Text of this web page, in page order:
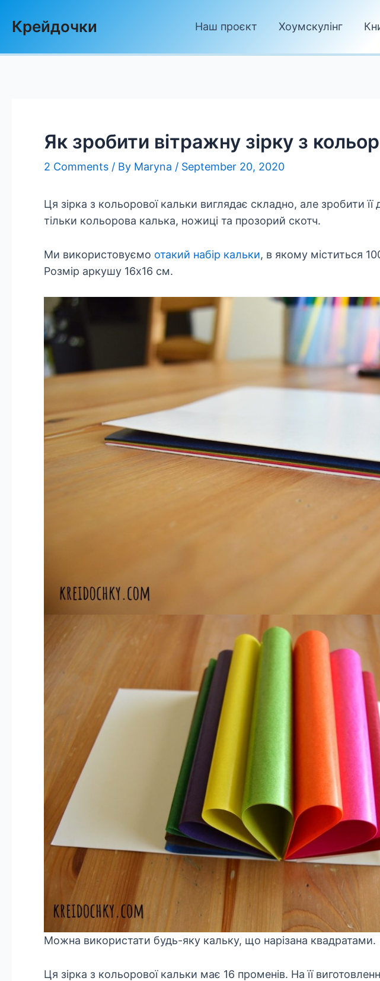
Крейдочки Наш проєкт Хоумскулінг
Як зробити вітражну зірку з
2 Comments / By Maryna / September 20, 2020
Ця зірка з кольорової кальки виглядає складно, але зробити
тільки кольорова калька, ножиці та прозорий скотч.
Ми використовуємо отакий набір кальки, в якому міститься
Розмір аркушу 16х16 см.
Можна використати будь-яку кальку, що нарізана квадратами.
Ця зірка з кольорової кальки має 16 променів. На її